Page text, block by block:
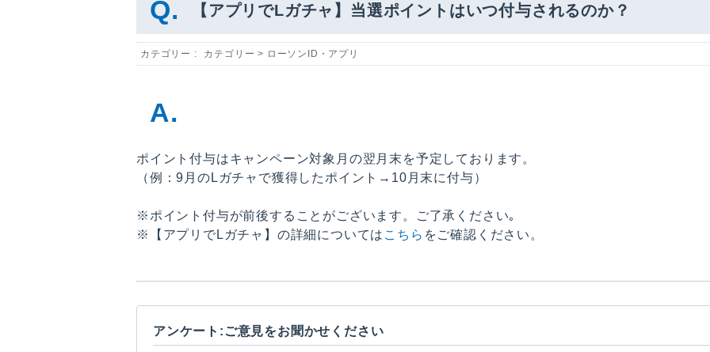
【アプリでLガチャ】当選ポイントはいつ付与されるのか？
カテゴリー : カテゴリー > ローソンID・アプリ
ポイント付与はキャンペーン対象月の翌月末を予定しております。
（例：9月のLガチャで獲得したポイント→10月末に付与）
※ポイント付与が前後することがございます。ご了承ください｡
※【アプリでLガチャ】の詳細については こちら をご確認ください。
アンケート:ご意見をお聞かせください